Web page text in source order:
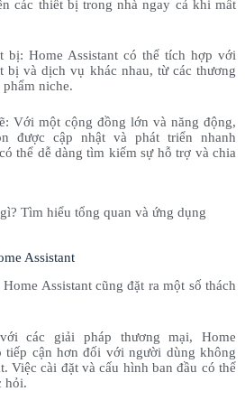
các thiết bị trong nhà ngay cả khi mất
bị: Home Assistant có thể tích hợp với
bị và dịch vụ khác nhau, từ các thương
niche.
Với một cộng đồng lớn và năng động,
được cập nhật và phát triển nhanh
thể dễ dàng tìm kiếm sự hỗ trợ và chia
Assistant
Assistant cũng đặt ra một số thách
các giải pháp thương mại, Home
tiếp cận hơn đối với người dùng không
Việc cài đặt và cấu hình ban đầu có thể
hỏi.